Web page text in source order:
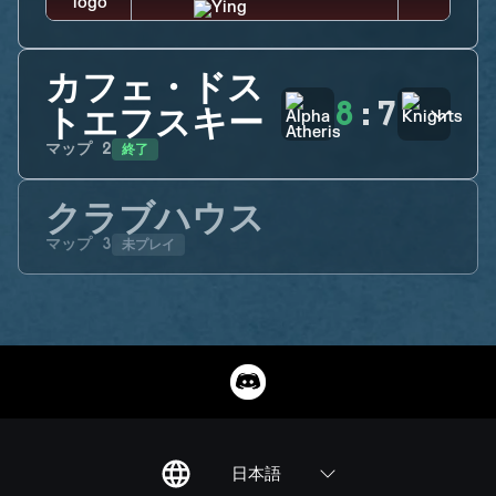
カフェ・ドス
トエフスキー
マップ 2 終了
8 : 7
クラブハウス
マップ 3 未プレイ
日本語